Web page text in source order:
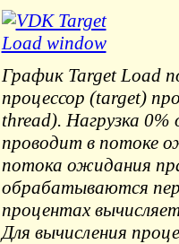
График Target Load
процессор (target)
thread). Нагрузка 0%
проводит в потоке
потока ожидания
обрабатываются
процентах
Для вычисления